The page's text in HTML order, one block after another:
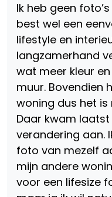
Ik heb geen
best wel een
lifestyle en
langzamerhand
wat meer kleur
muur. Bovendien
woning dus het
Daar kwam
verandering aan.
foto van mezelf
mijn andere
voor een lifesize